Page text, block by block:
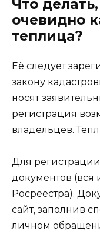
Что
очевидно
теплица?
Её следует
закону
носят
регистрация
владельцев.
Для
документов (вся
Росреестра).
сайт, заполнив
личном